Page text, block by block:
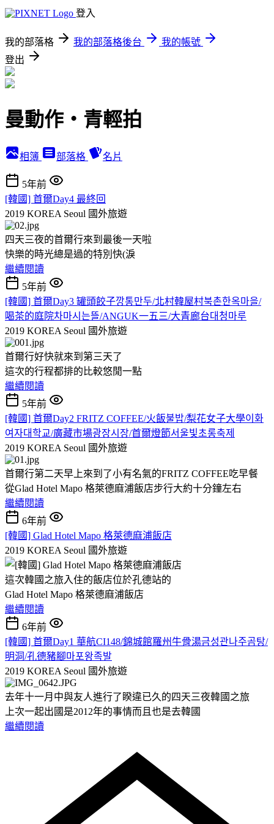
登入
我的部落格 我的部落格後台
我的帳號
登出
曼動作‧青輕拍
相簿 部落格 名片
5年前
[韓國] 首爾Day4 最終回
2019 KOREA Seoul 國外旅遊
四天三夜的首爾行來到最後一天啦
快樂的時光總是過的特別快(淚
繼續閱讀
5年前
[韓國] 首爾Day3 罐頭餃子깡통만두/北村韓屋村북촌한옥마을/
喝茶的庭院차마시는뜰/ANGUK一五三/大青廊台대청마루
2019 KOREA Seoul 國外旅遊
首爾行好快就來到第三天了
這次的行程都排的比較悠閒一點
繼續閱讀
5年前
[韓國] 首爾Day2 FRITZ COFFEE/火飯불밥/梨花女子大學이화
여자대학교/廣藏市場광장시장/首爾燈節서울빛초롱축제
2019 KOREA Seoul 國外旅遊
首爾行第二天早上來到了小有名氣的FRITZ COFFEE吃早餐
從Glad Hotel Mapo 格萊德麻浦飯店步行大約十分鐘左右
繼續閱讀
6年前
[韓國] Glad Hotel Mapo 格萊德麻浦飯店
2019 KOREA Seoul 國外旅遊
這次韓國之旅入住的飯店位於孔德站的
Glad Hotel Mapo 格萊德麻浦飯店
繼續閱讀
6年前
[韓國] 首爾Day1 華航CI148/錦城館羅州牛骨湯금성관나주곰탕/
明洞/孔德豬腳마포왕족발
2019 KOREA Seoul 國外旅遊
去年十一月中與友人進行了睽違已久的四天三夜韓國之旅
上次一起出國是2012年的事情而且也是去韓國
繼續閱讀